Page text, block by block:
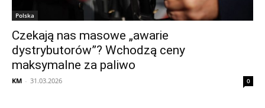
Polska
Czekają nas masowe „awarie
dystrybutorów”? Wchodzą ceny
maksymalne za paliwo
KM - 31.03.2026 0